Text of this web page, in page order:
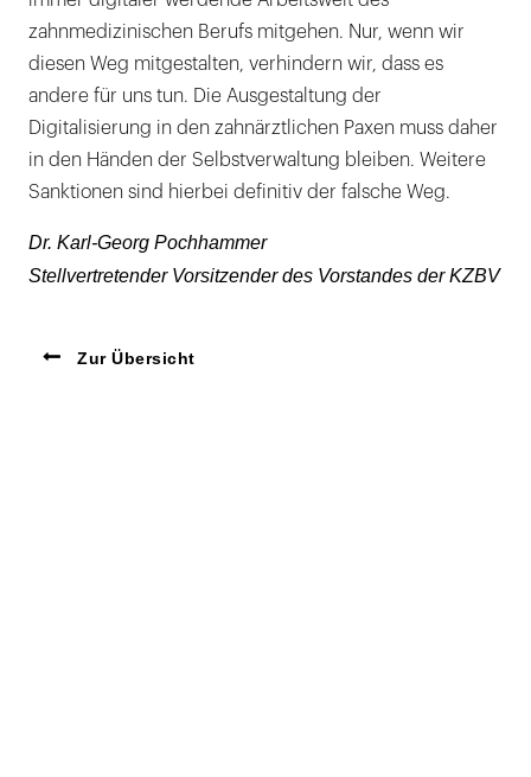
zahnmedizinischen Berufs mitgehen. Nur, wenn wir
diesen Weg mitgestalten, verhindern wir, dass es
andere für uns tun. Die Ausgestaltung der
Digitalisierung in den zahnärztlichen Paxen muss daher
in den Händen der Selbstverwaltung bleiben. Weitere
Sanktionen sind hierbei definitiv der falsche Weg.
Dr. Karl-Georg Pochhammer
Stellvertretender Vorsitzender des Vorstandes der KZBV
Zur Übersicht